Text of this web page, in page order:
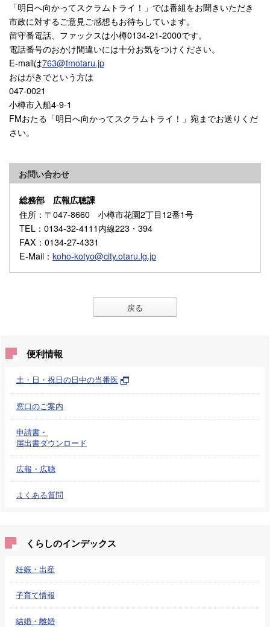
「明日へ向かってスクラムトライ！」では番組をお聞きいただき
市政に対するご意見ご感想もお待ちしています。
留守番電話、ファックスは小樽0134-21-2000です。
電話番号のおかけ間違いには十分お気をつけください。
E-mailは763@fmotaru.jp
おはがきでという方は
047-0021
小樽市入船4-9-1
FMおたる「明日へ向かってスクラムトライ！」宛までお送りくだ
さい。
お問い合わせ
総務部 広報広聴課
住所 ：〒047-8660 小樽市花園2丁目12番1号
TEL ：0134-32-4111内線223・394
FAX ：0134-27-4331
E-Mail ： koho-kotyo@city.otaru.lg.jp
戻る
便利情報
土・日・祝日の日中の当番医
窓口のご案内
申請書・
届出書ダウンロード
広報・広聴
よくある質問
くらしのインデックス
妊娠・出産
子育て情報
結婚・離婚